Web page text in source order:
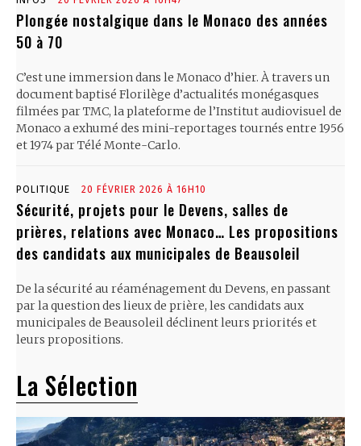
Plongée nostalgique dans le Monaco des années
50 à 70
C’est une immersion dans le Monaco d’hier. À travers un
document baptisé Florilège d’actualités monégasques
filmées par TMC, la plateforme de l’Institut audiovisuel de
Monaco a exhumé des mini-reportages tournés entre 1956
et 1974 par Télé Monte-Carlo.
POLITIQUE 20 FÉVRIER 2026 À 16H10
Sécurité, projets pour le Devens, salles de
prières, relations avec Monaco… Les propositions
des candidats aux municipales de Beausoleil
De la sécurité au réaménagement du Devens, en passant
par la question des lieux de prière, les candidats aux
municipales de Beausoleil déclinent leurs priorités et
leurs propositions.
La Sélection